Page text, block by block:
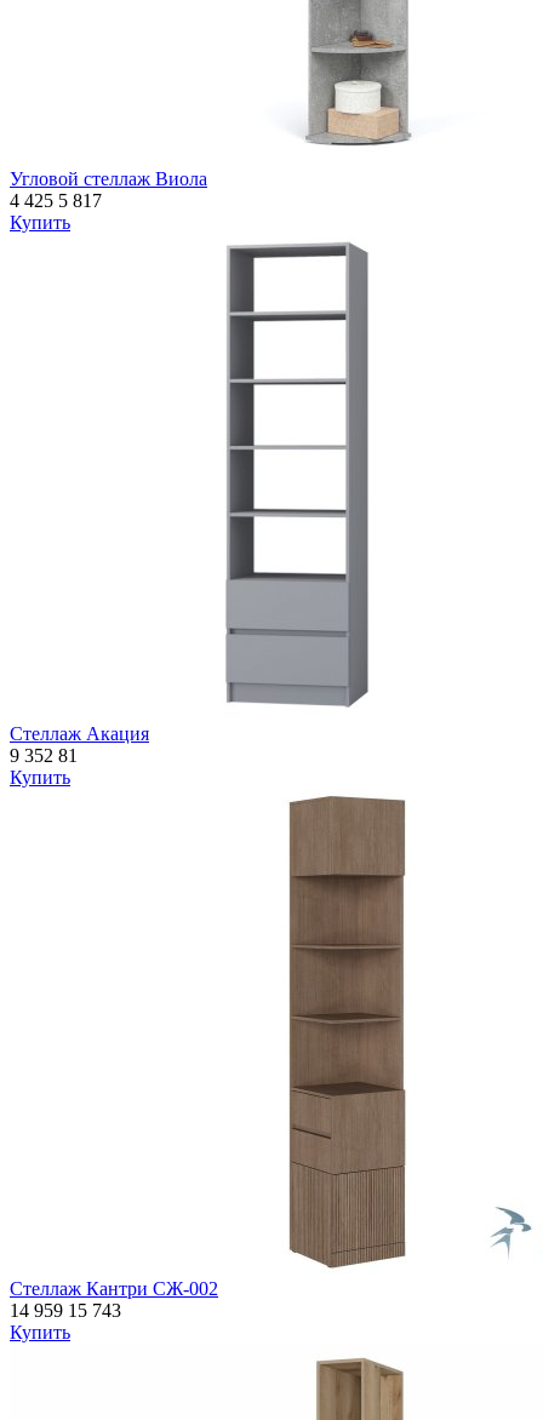
Угловой стеллаж Виола
4 425 5 817
Купить
Стеллаж Акация
9 352 81
Купить
Стеллаж Кантри СЖ-002
14 959 15 743
Купить